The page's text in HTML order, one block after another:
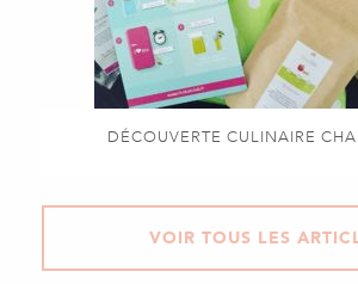
DÉCOUVERTE CULINAIRE
VOIR TOUS LES